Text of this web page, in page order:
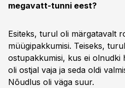
megavatt-tunni eest?
Esiteks, turul oli märgatavalt
müügipakkumisi. Teiseks,
ostupakkumisi, kus ei olnudki
oli ostjal vaja ja seda oldi
Nõudlus oli väga suur.